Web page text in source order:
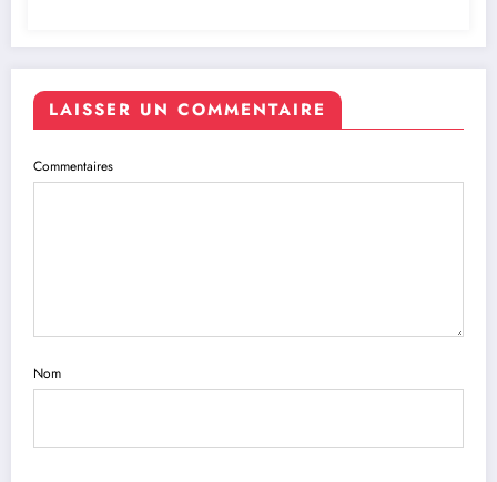
LAISSER UN COMMENTAIRE
Commentaires
Nom